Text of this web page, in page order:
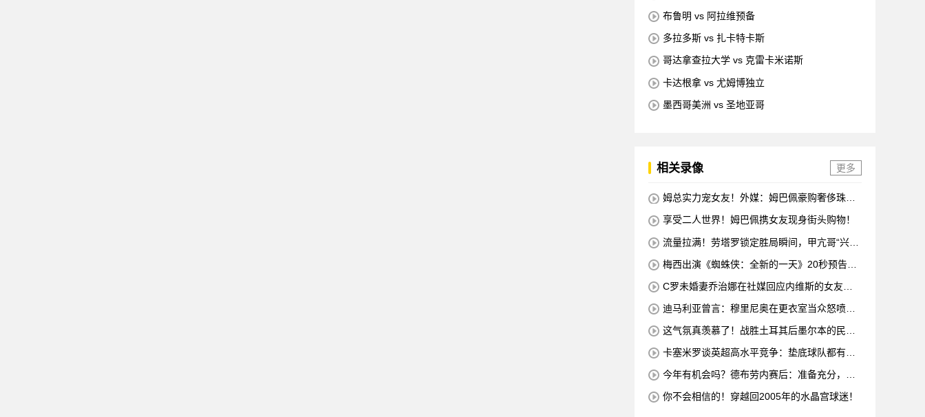
布鲁明 vs 阿拉维预备
多拉多斯 vs 扎卡特卡斯
哥达拿查拉大学 vs 克雷卡米诺斯
卡达根拿 vs 尤姆博独立
墨西哥美洲 vs 圣地亚哥
相关录像 更多
姆总实力宠女友！外媒：姆巴佩豪购奢侈珠宝
享受二人世界！姆巴佩携女友现身街头购物！
流量拉满！劳塔罗锁定胜局瞬间，甲亢哥“兴
梅西出演《蜘蛛侠：全新的一天》20秒预告片
C罗未婚妻乔治娜在社媒回应内维斯的女友：
迪马利亚曾言：穆里尼奥在更衣室当众怒喷C
这气氛真羡慕了！战胜土耳其后墨尔本的民众
卡塞米罗谈英超高水平竞争：垫底球队都有好
今年有机会吗？德布劳内赛后：准备充分，希
你不会相信的！穿越回2005年的水晶宫球迷！